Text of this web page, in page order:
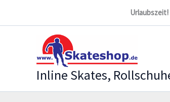
Urlaubszeit!
Inline Skates,